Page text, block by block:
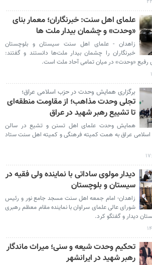
علمای اهل سنت: خبرنگاران؛ معمار بنای
«وحدت» و چشمان بیدار ملت ها
زاهدان - علمای اهل سنت سیستان و بلوچستان
خبرنگاران را چشمان بیدار ملت‌ها دانستند و گفتند:
رفیع «وحدت» در میان تمامی آحاد ملت است.
برگزاری همایش وحدت در حزب اسلامی عراق؛
تجلی وحدت مذاهب؛ از مقاومت منطقه‌ای
تا تشییع رهبر شهید در عراق
همایش وحدت علمای اهل تسنن و تشیع در سالن
عراق به همت کمیته فرهنگی و کمیته اهل سنت ستاد
دیدار مولوی ساداتی با نماینده ولی فقیه در
سیستان و بلوچستان
زاهدان- امام جمعه اهل سنت مسجد جامع نور و رئیس
شورای عالی علمای سراوان با نماینده مقام معظم رهبری
دیدار و گفتگو کرد.
تحکیم وحدت شیعه و سنی؛ میراث ماندگار
رهبر شهید در ایرانشهر